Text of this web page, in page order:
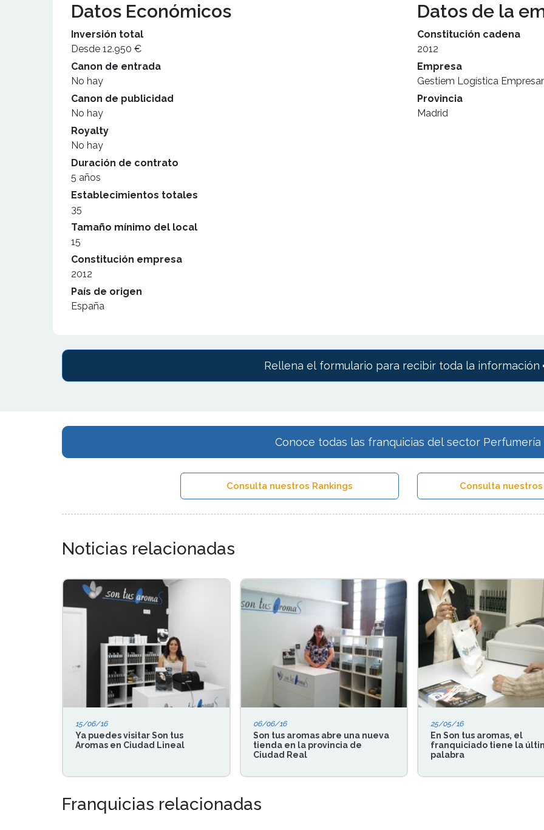
Datos Económicos
Inversión total
Desde 12.950 €
Canon de entrada
No hay
Canon de publicidad
No hay
Royalty
No hay
Duración de contrato
5 años
Establecimientos totales
35
Tamaño mínimo del local
15
Constitución empresa
2012
País de origen
España
Datos de la
Constitución cadena
2012
Empresa
Gestiem Logística
Provincia
Madrid
Rellena el formulario para recibir toda la información
Conoce todas las franquicias del sector Perfumería
Consulta nuestros Rankings Consulta
Noticias relacionadas
15/06/16
Ya puedes visitar Son tus
Aromas en Ciudad Lineal
06/06/16
Son tus aromas abre una nueva
tienda en la provincia de
Ciudad Real
25/05/16
En Son tus aromas, el
franquiciado tiene la
palabra
Franquicias relacionadas